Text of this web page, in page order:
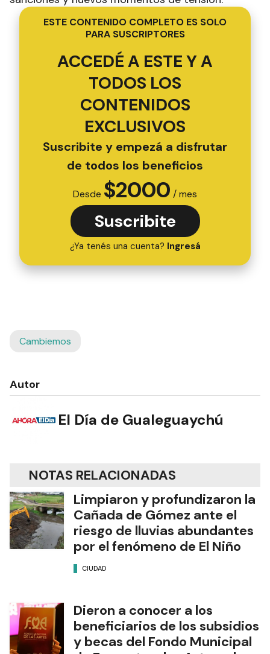
ESTE CONTENIDO COMPLETO ES SOLO
PARA SUSCRIPTORES
ACCEDÉ A ESTE Y A
TODOS LOS
CONTENIDOS
EXCLUSIVOS
Suscribite y empezá a disfrutar
de todos los beneficios
Desde $2000 / mes
Suscribite
¿Ya tenés una cuenta? Ingresá
Cambiemos
Autor
El Día de Gualeguaychú
NOTAS RELACIONADAS
Limpiaron y profundizaron la
Cañada de Gómez ante el
riesgo de lluvias abundantes
por el fenómeno de El Niño
CIUDAD
Dieron a conocer a los
beneficiarios de los subsidios
y becas del Fondo Municipal